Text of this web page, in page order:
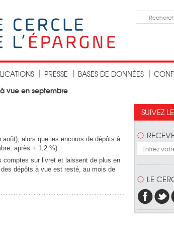
PRESSE BASES DE DONNÉES
vue en septembre
alors que les encours de dépôts à
après + 1,2 %).
comptes sur livret et laissent de plus en
dépôts à vue est resté, au mois de
SUIVEZ
LE